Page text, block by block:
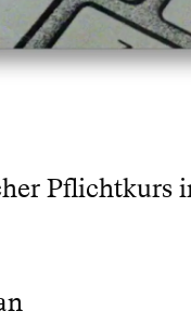
Pflichtkurs